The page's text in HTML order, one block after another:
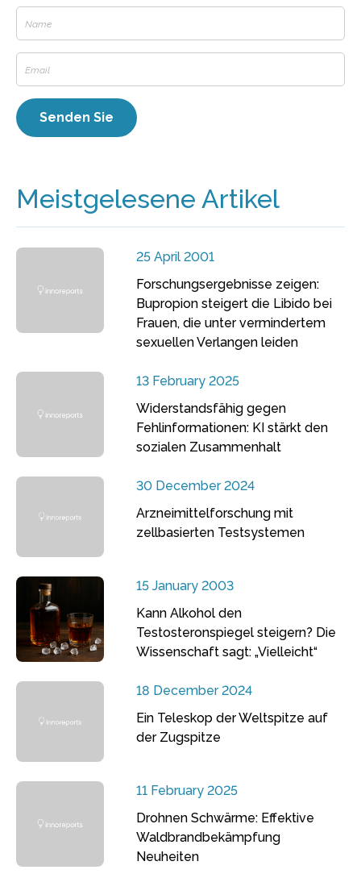
Meistgelesene Artikel
25 April 2001
Forschungsergebnisse zeigen:
Bupropion steigert die Libido bei
Frauen, die unter vermindertem
sexuellen Verlangen leiden
13 February 2025
Widerstandsfähig gegen
Fehlinformationen: KI stärkt den
sozialen Zusammenhalt
30 December 2024
Arzneimittelforschung mit
zellbasierten Testsystemen
15 January 2003
Kann Alkohol den
Testosteronspiegel steigern? Die
Wissenschaft sagt: „Vielleicht“
18 December 2024
Ein Teleskop der Weltspitze auf
der Zugspitze
11 February 2025
Drohnen Schwärme: Effektive
Waldbrandbekämpfung
Neuheiten